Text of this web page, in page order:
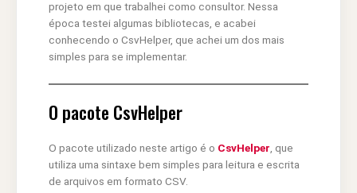
projeto em que trabalhei como consultor. Nessa
época testei algumas bibliotecas, e acabei
conhecendo o CsvHelper, que achei um dos mais
simples para se implementar.
O pacote CsvHelper
O pacote utilizado neste artigo é o CsvHelper , que
utiliza uma sintaxe bem simples para leitura e escrita
de arquivos em formato CSV.